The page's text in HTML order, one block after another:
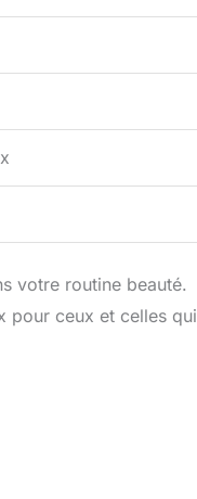
votre routine beauté.
pour ceux et celles qui